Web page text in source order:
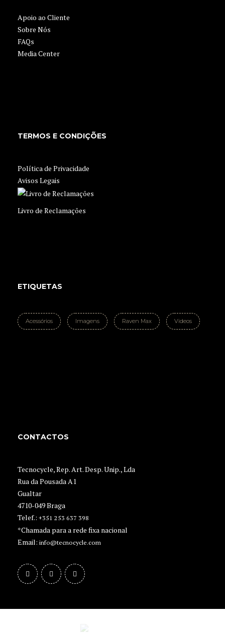
Apoio ao Cliente
Sobre Nós
FAQs
Media Center
TERMOS E CONDIÇÕES
Política de Privacidade
Avisos Legais
Livro de Reclamações
ETIQUETAS
Acessórios Imagens Raven Max Videos
CONTACTOS
Tecnocycle, Rep. Art. Desp. Unip., Lda
Rua da Pousada A1
Gualtar
4710-049 Braga
Telef.: +351 253 637 398
*Chamada para a rede fixa nacional
Email: info@tecnocycle.com